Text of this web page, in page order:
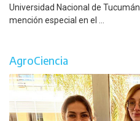
Universidad Nacional de Tucumán
mención especial en el ...
AgroCiencia